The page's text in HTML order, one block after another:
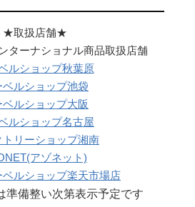
★取扱店舗★
ターナショナル商品取扱店舗
ルショップ秋葉原
ベルショップ池袋
ベルショップ大阪
ルショップ名古屋
トリーショップ湘南
アゾネット)
ベルショップ楽天市場店
準備整い次第表示予定です